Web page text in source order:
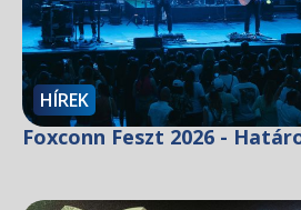
HÍREK
Foxconn Feszt 2026 -